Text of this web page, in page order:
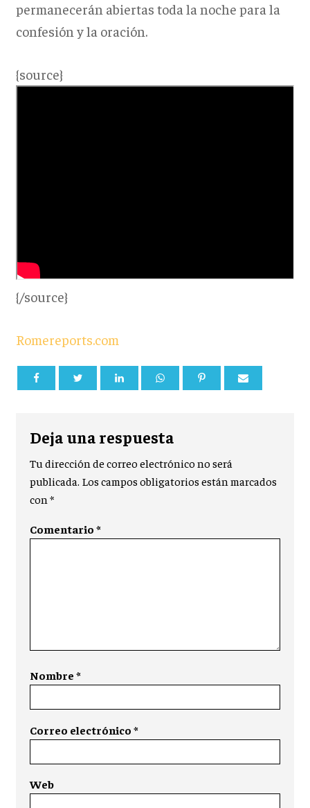
permanecerán abiertas toda la noche para la
confesión y la oración.
{source}
{/source}
Romereports.com
Deja una respuesta
Tu dirección de correo electrónico no será
publicada. Los campos obligatorios están marcados
con*
Comentario*
Nombre*
Correo electrónico*
Web